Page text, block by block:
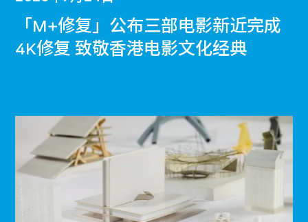
「M+修复」公布三部电影新近完成
4K修复 致敬香港电影文化经典